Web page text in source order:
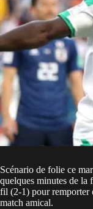
Scénario de folie ce
quelques minutes de la
fil (2-1) pour remporter
match amical.